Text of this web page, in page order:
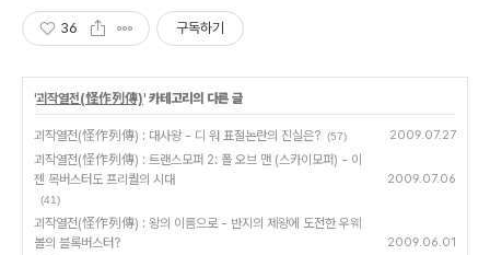
36 구독하기
'괴작열전(怪作列傳)' 카테고리의 다른 글
괴작열전(怪作列傳) : 대사왕 - 디 워 표절논란의 진실은? (57) 2009.07.27
괴작열전(怪作列傳) : 트랜스모퍼 2: 폴 오브 맨 (스카이모퍼) - 이
젠 목버스터도 프리퀄의 시대
(41)
2009.07.06
괴작열전(怪作列傳) : 왕의 이름으로 - 반지의 제왕에 도전한 우웨
볼의 블록버스터?
2009.06.01